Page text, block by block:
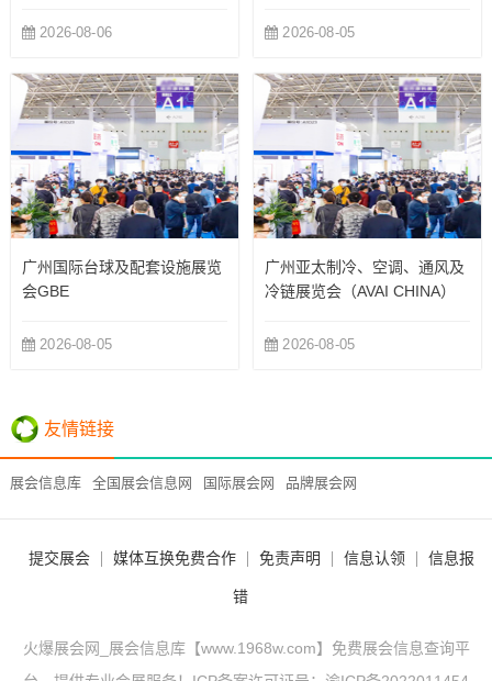
2026-08-06 2026-08-05
广州国际台球及配套设施展览
会GBE
2026-08-05
广州亚太制冷、空调、通风及
冷链展览会（AVAI CHINA）
2026-08-05
友情链接
展会信息库 全国展会信息网 国际展会网 品牌展会网
提交展会 媒体互换免费合作 免责声明 信息认领 信息报
错
火爆展会网_展会信息库【www.1968w.com】免费展会信息查询平